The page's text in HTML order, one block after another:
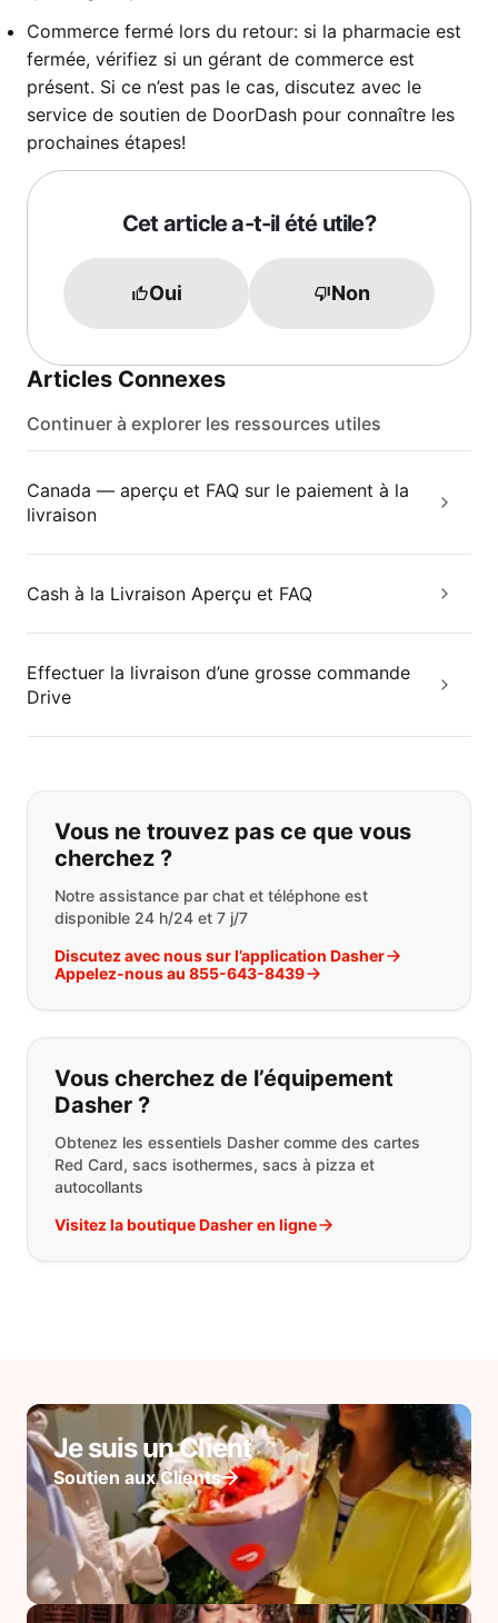
Commerce fermé lors du retour: si la pharmacie est
fermée, vérifiez si un gérant de commerce est
présent. Si ce n’est pas le cas, discutez avec le
service de soutien de DoorDash pour connaître les
prochaines étapes!
Cet article a-t-il été utile?
Oui Non
Articles Connexes
Continuer à explorer les ressources utiles
Canada — aperçu et FAQ sur le paiement à la
livraison
Cash à la Livraison Aperçu et FAQ
Effectuer la livraison d’une grosse commande
Drive
Si vous ne trouvez pas ce que vous
Vous ne trouvez pas ce que vous
cherchez ?
Notre assistance par chat et téléphone est
disponible 24 h/24 et 7 j/7
Discutez avec nous sur l’application Dasher
Appelez-nous au 855-643-8439
Vous cherchez de l’équipement
Dasher ?
Obtenez les essentiels Dasher comme des cartes
Red Card, sacs isothermes, sacs à pizza et
autocollants
Visitez la boutique Dasher en ligne
Je suis un Client
Soutien aux Clients